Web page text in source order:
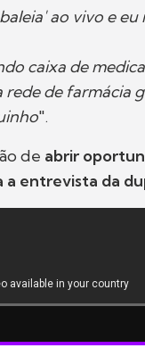
ao vivo e eu
caixa de
de farmácia
".
de abrir
a entrevista da